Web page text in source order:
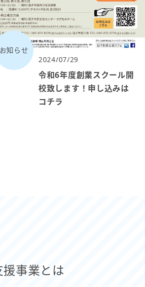
お知らせ
2024/07/29
令和6年度創業スクール開
校致します！申し込みは
コチラ
事業とは